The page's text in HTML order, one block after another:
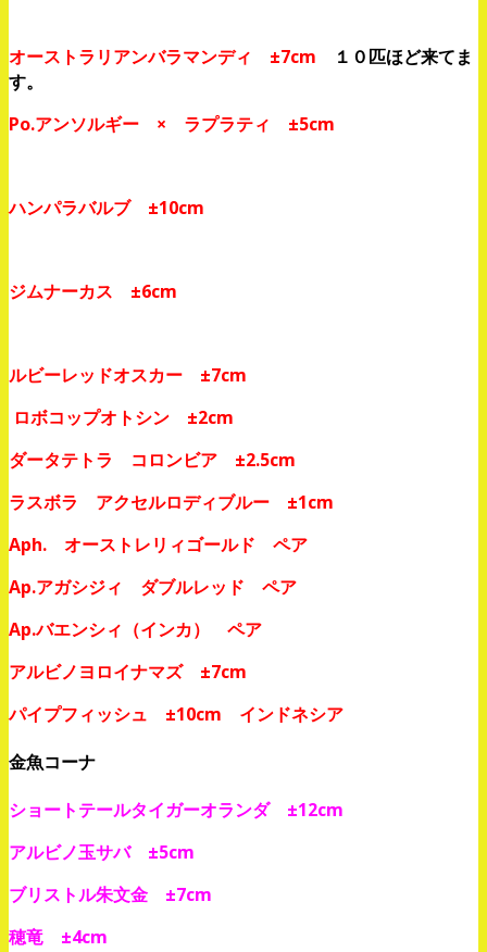
オーストラリアンバラマンディ ±7cm
１０匹ほど来てま
す。
Po.アンソルギー × ラプラティ ±5cm
ハンパラバルブ ±10cm
ジムナーカス ±6cm
ルビーレッドオスカー ±7cm
ロボコップオトシン ±2cm
ダータテトラ コロンビア ±2.5cm
ラスボラ アクセルロディブルー ±1cm
Aph. オーストレリィゴールド ペア
Ap.アガシジィ ダブルレッド ペア
Ap.バエンシィ（インカ） ペア
アルビノヨロイナマズ ±7cm
パイプフィッシュ ±10cm インドネシア
金魚コーナ
ショートテールタイガーオランダ ±12cm
アルビノ玉サバ ±5cm
ブリストル朱文金 ±7cm
穂竜 ±4cm